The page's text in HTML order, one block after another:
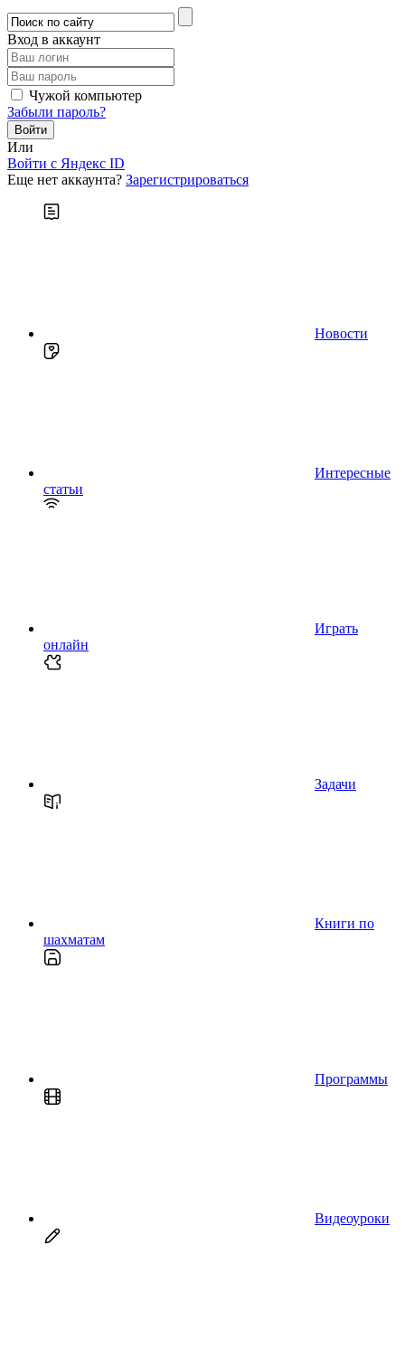
Вход в аккаунт
Чужой компьютер
Забыли пароль?
Или
Войти c Яндекс ID
Еще нет аккаунта? Зарегистрироваться
Новости
Интересные
статьи
Играть
онлайн
Задачи
Книги по
шахматам
Программы
Видеоуроки